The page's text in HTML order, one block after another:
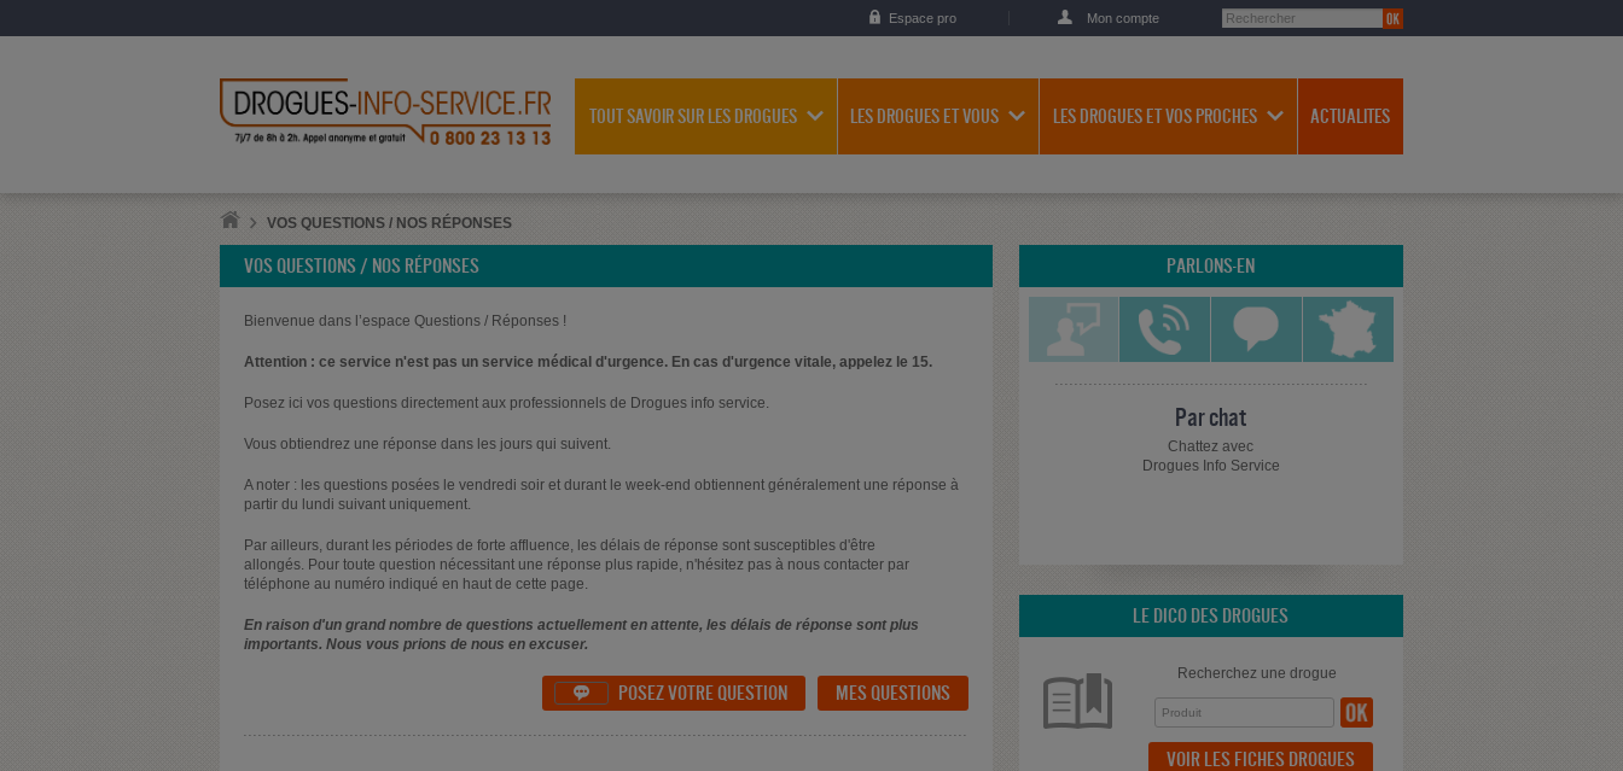
Espace pro Mon compte
TOUT SAVOIR SUR LES DROGUES LES DROGUES ET VOUS LES DROGUES ET VOS PROCHES ACTUALITES
VOS QUESTIONS / NOS RÉPONSES
VOS QUESTIONS / NOS RÉPONSES
Bienvenue dans l’espace Questions / Réponses !
Attention : ce service n'est pas un service médical d'urgence. En cas d'urgence vitale, appelez le 15.
Posez ici vos questions directement aux professionnels de Drogues info service.
Vous obtiendrez une réponse dans les jours qui suivent.
A noter : les questions posées le vendredi soir et durant le week-end obtiennent généralement une réponse à
partir du lundi suivant uniquement.
Par ailleurs, durant les périodes de forte affluence, les délais de réponse sont susceptibles d'être
allongés. Pour toute question nécessitant une réponse plus rapide, n'hésitez pas à nous contacter par
téléphone au numéro indiqué en haut de cette page.
En raison d'un grand nombre de questions actuellement en attente, les délais de réponse sont plus
importants. Nous vous prions de nous en excuser.
 POSEZ VOTRE QUESTION MES QUESTIONS
PARLONS-EN
Par chat
Chattez avec
Drogues Info Service
LE DICO DES DROGUES
Recherchez une drogue
VOIR LES FICHES DROGUES